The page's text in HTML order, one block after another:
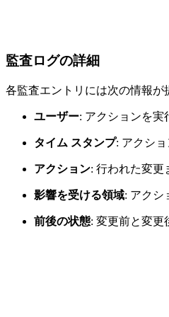
監査ログの詳細
各監査エントリには次の情報が
ユーザー: アクションを実
タイム スタンプ: アクショ
アクション: 行われた変更
影響を受ける領域: アクシ
前後の状態: 変更前と変更